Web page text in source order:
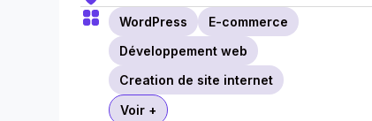
WordPress
E-commerce
Développement web
Creation de site internet
Voir +